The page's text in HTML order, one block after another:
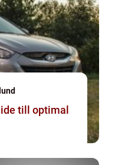
till optimal